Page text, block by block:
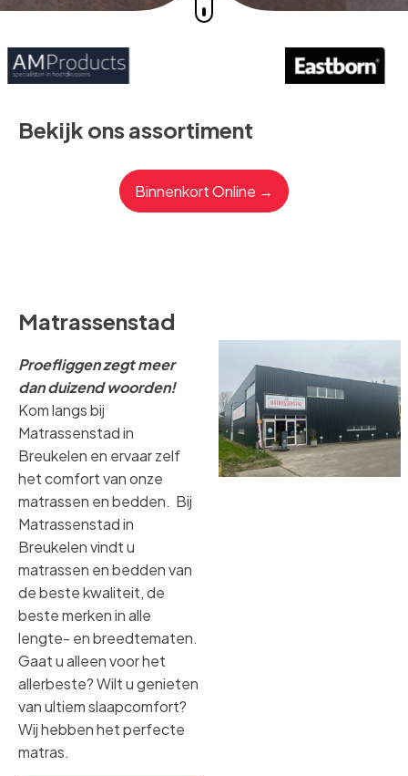
Bekijk ons assortiment
Binnenkort Online →
Matrassenstad
Proefliggen zegt meer
dan duizend woorden!
Kom langs bij
Matrassenstad in
Breukelen en ervaar zelf
het comfort van onze
matrassen en bedden. Bij
Matrassenstad in
Breukelen vindt u
matrassen en bedden van
de beste kwaliteit, de
beste merken in alle
lengte- en breedtematen.
Gaat u alleen voor het
allerbeste? Wilt u genieten
van ultiem slaapcomfort?
Wij hebben het perfecte
matras.